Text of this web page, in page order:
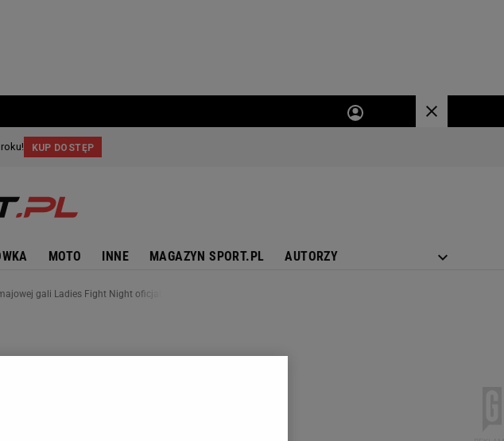
MOTO INNE MAGAZYN SPORT.PL AUTORZY
gali Ladies Fight Night oficjalnie rozpoczęte!